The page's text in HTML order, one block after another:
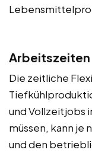
Arbeitszeiten
Die zeitliche
und Vollzeitjobs
müssen, kann je
und den